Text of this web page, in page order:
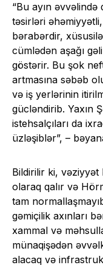
“Bu ayın
təsirləri
bərabərdir,
cümlədən aşağı
göstərir. Bu şok
artmasına səbəb
və iş yerlərinin
gücləndirib. Yaxın
istehsalçıları da
üzləşiblər”, –
Bildirilir ki,
olaraq qalır və
tam
gəmiçilik axınları
xammal və
münaqişədən
alacaq və